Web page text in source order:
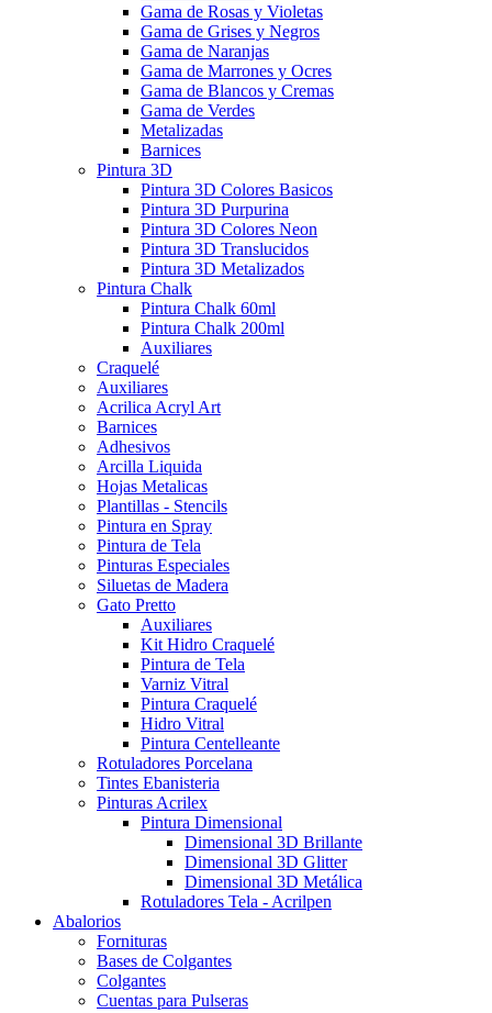
Gama de Rosas y Violetas
Gama de Grises y Negros
Gama de Naranjas
Gama de Marrones y Ocres
Gama de Blancos y Cremas
Gama de Verdes
Metalizadas
Barnices
Pintura 3D
Pintura 3D Colores Basicos
Pintura 3D Purpurina
Pintura 3D Colores Neon
Pintura 3D Translucidos
Pintura 3D Metalizados
Pintura Chalk
Pintura Chalk 60ml
Pintura Chalk 200ml
Auxiliares
Craquelé
Auxiliares
Acrilica Acryl Art
Barnices
Adhesivos
Arcilla Liquida
Hojas Metalicas
Plantillas - Stencils
Pintura en Spray
Pintura de Tela
Pinturas Especiales
Siluetas de Madera
Gato Pretto
Auxiliares
Kit Hidro Craquelé
Pintura de Tela
Varniz Vitral
Pintura Craquelé
Hidro Vitral
Pintura Centelleante
Rotuladores Porcelana
Tintes Ebanisteria
Pinturas Acrilex
Pintura Dimensional
Dimensional 3D Brillante
Dimensional 3D Glitter
Dimensional 3D Metálica
Rotuladores Tela - Acrilpen
Abalorios
Fornituras
Bases de Colgantes
Colgantes
Cuentas para Pulseras